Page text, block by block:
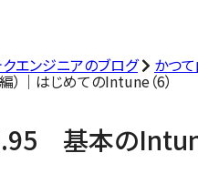
エンジニアのブログ かつ
）｜はじめてのIntune（6）
基本のIntune